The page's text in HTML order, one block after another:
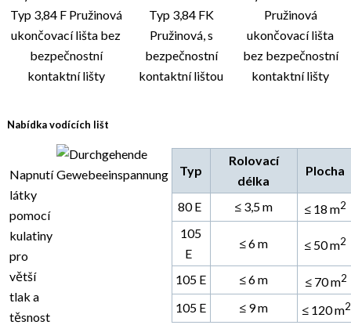
Typ 3,84 F Pružinová
ukončovací lišta bez
bezpečnostní
kontaktní lišty
Typ 3,84 FK
Pružinová, s
bezpečnostní
kontaktní lištou
Pružinová
ukončovací lišta
bez bezpečnostní
kontaktní lišty
Nabídka vodících lišt
Napnutí
látky
pomocí
kulatiny
pro
větší
tlak a
těsnost
Typ
Rolovací
délka
Plocha
80 E ≤ 3,5 m ≤ 18 m2
105
E
≤ 6 m ≤ 50 m2
105 E ≤ 6 m ≤ 70 m2
105 E ≤ 9 m ≤ 120 m2